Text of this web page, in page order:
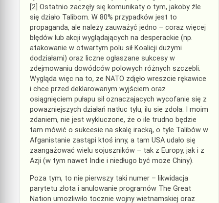
[2] Ostatnio zaczęły się komunikaty o tym, jakoby źle
się działo Talibom. W 80% przypadków jest to
propaganda, ale należy zauważyć jedno – coraz więcej
błędów lub akcji wyglądających na desperackie (np.
atakowanie w otwartym polu sił Koalicji dużymi
dodziałami) oraz liczne ogłaszane sukcesy w
zdejmowaniu dowódców polowych różnych szczebli.
Wygląda więc na to, że NATO zdjęło wreszcie rękawice
i chce przed deklarowanym wyjściem oraz
osiągnięciem pułapu sił oznaczajacych wycofanie się z
powazniejszych działań natłuc tylu, ilu sie zdoła. I moim
zdaniem, nie jest wykluczone, że o ile trudno będzie
tam mówić o sukcesie na skalę iracką, o tyle Talibów w
Afganistanie zastąpi ktoś inny, a tam USA udało się
zaangażować wielu sojuszników – tak z Europy, jak i z
Azji (w tym nawet Indie i niedługo być może Chiny).
Poza tym, to nie pierwszy taki numer – likwidacja
parytetu złota i anulowanie programów The Great
Nation umożliwiło tocznie wojny wietnamskiej oraz